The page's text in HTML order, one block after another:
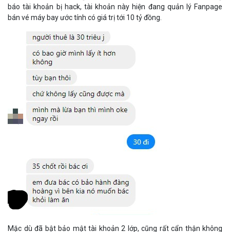
Mặc dù đã bật bảo mật tài khoản 2 lớp, cũng rất cẩn thận không
click vào link lạ, không sử dụng ứng dụng lạ, đồng thời tất cả tài
khoản, máy tính đều dùng phần mềm diệt virus BKAV Pro bản
quyền, nhưng tài khoản của anh Minh vẫn không an toàn và chính
thông báo đã bị hack. Mức tống tiền hacker đưa ra là 35 triệu đồng
với lý do đối thủ thuê "dìm".
Anh Minh cho biết đã liên hệ với bộ phận hỗ trợ của Facebook và
Giám đốc Facebook tại Việt Nam là bà Lê Diệp Kiều Trang, tuy nhiên
Khi anh yêu cầu hỗ trợ thêm thì không còn nhận thêm phản hồi gì.